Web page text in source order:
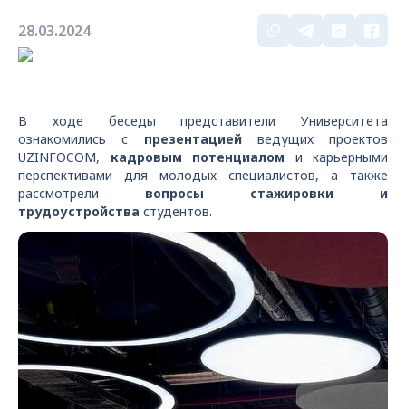
28.03.2024
В ходе беседы представители Университета
ознакомились с презентациейведущих проектов
UZINFOCOM, кадровым потенциалом и карьерными
перспективами для молодых специалистов, а также
рассмотрели вопросы стажировки и
трудоустройства студентов.